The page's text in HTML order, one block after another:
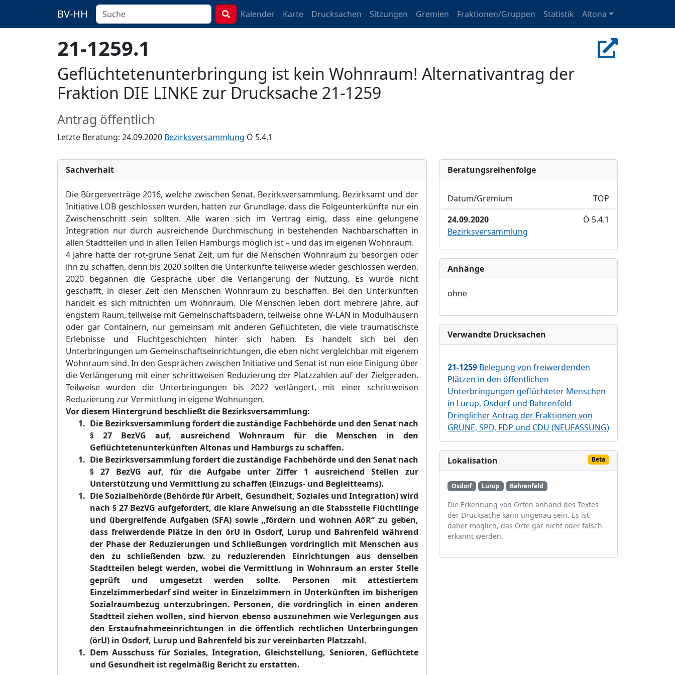
BV-HH Kalender Karte Drucksachen Sitzungen Gremien Fraktionen/Gruppen Statistik Altona
21-1259.1
Geflüchtetenunterbringung ist kein Wohnraum! Alternativantrag der
Fraktion DIE LINKE zur Drucksache 21-1259
Antrag öffentlich
Letzte Beratung: 24.09.2020 Bezirksversammlung Ö 5.4.1
Sachverhalt
Die Bürgerverträge 2016, welche zwischen Senat, Bezirksversammlung, Bezirksamt und der
Initiative LOB geschlossen wurden, hatten zur Grundlage, dass die Folgeunterkünfte nur ein
Zwischenschritt sein sollten. Alle waren sich im Vertrag einig, dass eine gelungene
Integration nur durch ausreichende Durchmischung in bestehenden Nachbarschaften in
allen Stadtteilen und in allen Teilen Hamburgs möglich ist – und das im eigenen Wohnraum.
4 Jahre hatte der rot-grüne Senat Zeit, um für die Menschen Wohnraum zu besorgen oder
ihn zu schaffen, denn bis 2020 sollten die Unterkünfte teilweise wieder geschlossen werden.
2020 begannen die Gespräche über die Verlängerung der Nutzung. Es wurde nicht
geschafft, in dieser Zeit den Menschen Wohnraum zu beschaffen. Bei den Unterkünften
handelt es sich mitnichten um Wohnraum. Die Menschen leben dort mehrere Jahre, auf
engstem Raum, teilweise mit Gemeinschaftsbädern, teilweise ohne W-LAN in Modulhäusern
oder gar Containern, nur gemeinsam mit anderen Geflüchteten, die viele traumatischste
Erlebnisse und Fluchtgeschichten hinter sich haben. Es handelt sich bei den
Unterbringungen um Gemeinschaftseinrichtungen, die eben nicht vergleichbar mit eigenem
Wohnraum sind. In den Gesprächen zwischen Initiative und Senat ist nun eine Einigung über
die Verlängerung mit einer schrittweisen Reduzierung der Platzzahlen auf der Zielgeraden.
Teilweise wurden die Unterbringungen bis 2022 verlängert, mit einer schrittweisen
Reduzierung zur Vermittlung in eigene Wohnungen.
Vor diesem Hintergrund beschließt die Bezirksversammlung:
Die Bezirksversammlung fordert die zuständige Fachbehörde und den Senat nach
§ 27 BezVG auf, ausreichend Wohnraum für die Menschen in den
Geflüchtetenunterkünften Altonas und Hamburgs zu schaffen.
Die Bezirksversammlung fordert die zuständige Fachbehörde und den Senat nach
§ 27 BezVG auf, für die Aufgabe unter Ziffer 1 ausreichend Stellen zur
Unterstützung und Vermittlung zu schaffen (Einzugs- und Begleitteams).
Die Sozialbehörde (Behörde für Arbeit, Gesundheit, Soziales und Integration) wird
nach § 27 BezVG aufgefordert, die klare Anweisung an die Stabsstelle Flüchtlinge
und übergreifende Aufgaben (SFA) sowie „fördern und wohnen AöR“ zu geben,
dass freiwerdende Plätze in den örU in Osdorf, Lurup und Bahrenfeld während
der Phase der Reduzierungen und Schließungen vordringlich mit Menschen aus
den zu schließenden bzw. zu reduzierenden Einrichtungen aus denselben
Stadtteilen belegt werden, wobei die Vermittlung in Wohnraum an erster Stelle
geprüft und umgesetzt werden sollte. Personen mit attestiertem
Einzelzimmerbedarf sind weiter in Einzelzimmern in Unterkünften im bisherigen
Sozialraumbezug unterzubringen. Personen, die vordringlich in einen anderen
Stadtteil ziehen wollen, sind hiervon ebenso auszunehmen wie Verlegungen aus
den Erstaufnahmeeinrichtungen in die öffentlich rechtlichen Unterbringungen
(örU) in Osdorf, Lurup und Bahrenfeld bis zur vereinbarten Platzzahl.
Dem Ausschuss für Soziales, Integration, Gleichstellung, Senioren, Geflüchtete
und Gesundheitist regelmäßig Bericht zu erstatten.
Bera­tungs­reihen­folge
Datum/Gremium
TOP
24.09.2020
Ö 5.4.1
Bezirksversammlung
Anhänge
ohne
Verwandte Drucksachen
21-1259 Belegung von freiwerdenden
Plätzen in den öffentlichen
Unterbringungen geflüchteter Menschen
in Lurup, Osdorf und Bahrenfeld
Dringlicher Antrag der Fraktionen von
GRÜNE, SPD, FDP und CDU (NEUFASSUNG)
Lokalisation Beta
Osdorf Lurup Bahrenfeld
Die Erkennung von Orten anhand des Textes
der Drucksache kann ungenau sein. Es ist
daher möglich, das Orte gar nicht oder falsch
erkannt werden.